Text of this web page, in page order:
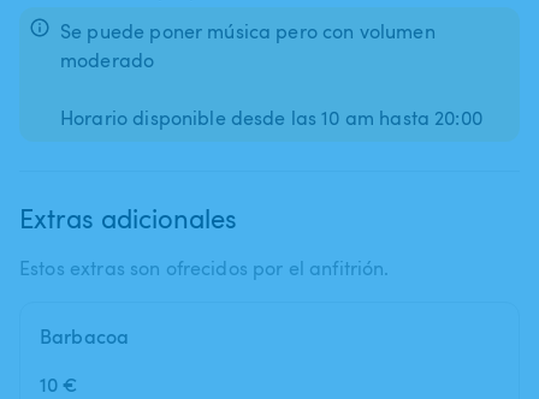
Se puede poner música pero con volumen
moderado
Horario disponible desde las 10 am hasta 20:00
Extras adicionales
Estos extras son ofrecidos por el anfitrión.
Barbacoa
10 €